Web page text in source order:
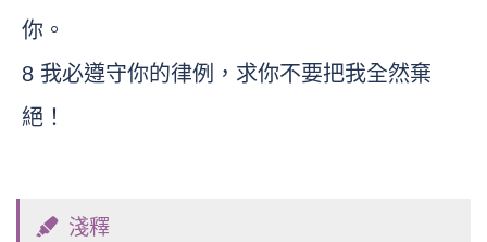
你。
8 我必遵守你的律例，求你不要把我全然棄
絕！
淺釋